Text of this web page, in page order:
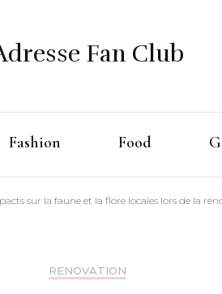
Fan Club
Fashion Food
sur la faune et la flore locales lors de la
RENOVATION